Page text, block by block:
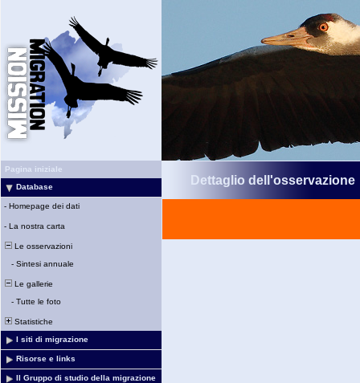
Pagina iniziale
Database
- Homepage dei dati
- La nostra carta
Le osservazioni
- Sintesi annuale
Le gallerie
- Tutte le foto
Statistiche
I siti di migrazione
Risorse e links
Il Gruppo di studio della migrazione
Dettaglio dell'osservazione